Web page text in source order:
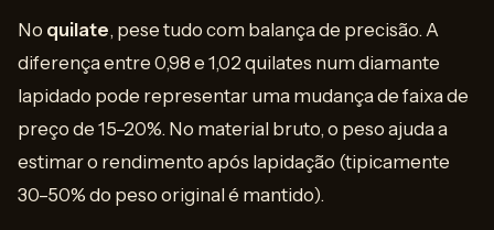
No quilate, pese tudo com balança de precisão. A
diferença entre 0,98 e 1,02 quilates num diamante
lapidado pode representar uma mudança de faixa de
preço de 15–20%. No material bruto, o peso ajuda a
estimar o rendimento após lapidação (tipicamente
30–50% do peso original é mantido).